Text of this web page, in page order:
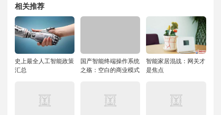
相关推荐
史上最全人工智能政策
汇总
国产智能终端操作系统
之殇：空白的商业模式
智能家居混战：网关才
是焦点